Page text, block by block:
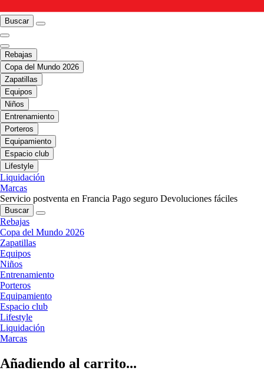
Buscar
Rebajas
Copa del Mundo 2026
Zapatillas
Equipos
Niños
Entrenamiento
Porteros
Equipamiento
Espacio club
Lifestyle
Liquidación
Marcas
Servicio postventa en Francia Pago seguro Devoluciones fáciles
Buscar
Rebajas
Copa del Mundo 2026
Zapatillas
Equipos
Niños
Entrenamiento
Porteros
Equipamiento
Espacio club
Lifestyle
Liquidación
Marcas
Añadiendo al carrito...